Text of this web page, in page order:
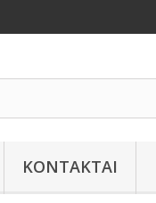
KONTAKTAI